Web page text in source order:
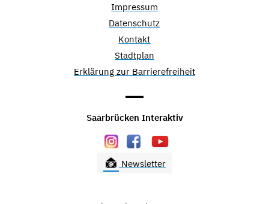
Impressum
Datenschutz
Kontakt
Stadtplan
Erklärung zur Barrierefreiheit
Saarbrücken Interaktiv
Newsletter